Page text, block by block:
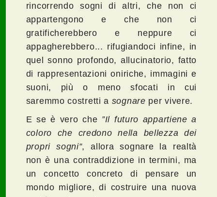
rincorrendo sogni di altri, che non ci
appartengono e che non ci
gratificherebbero e neppure ci
appagherebbero... rifugiandoci infine, in
quel sonno profondo, allucinatorio, fatto
di rappresentazioni oniriche, immagini e
suoni, più o meno sfocati in cui
saremmo costretti a sognare per vivere.
E se è vero che ”Il futuro appartiene a
coloro che credono nella bellezza dei
propri sogni”, allora sognare la realtà
non è una contraddizione in termini, ma
un concetto concreto di pensare un
mondo migliore, di costruire una nuova